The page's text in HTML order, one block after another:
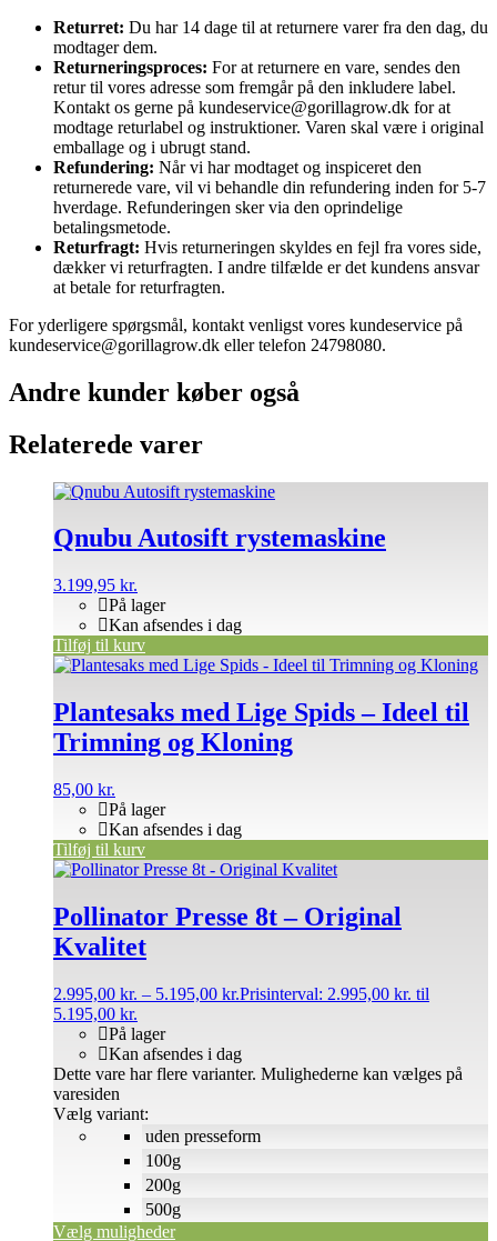
Returret: Du har 14 dage til at returnere varer fra den dag, du
modtager dem.
Returneringsproces: For at returnere en vare, sendes den
retur til vores adresse som fremgår på den inkludere label.
Kontakt os gerne på kundeservice@gorillagrow.dk for at
modtage returlabel og instruktioner. Varen skal være i original
emballage og i ubrugt stand.
Refundering: Når vi har modtaget og inspiceret den
returnerede vare, vil vi behandle din refundering inden for 5-7
hverdage. Refunderingen sker via den oprindelige
betalingsmetode.
Returfragt: Hvis returneringen skyldes en fejl fra vores side,
dækker vi returfragten. I andre tilfælde er det kundens ansvar
at betale for returfragten.
For yderligere spørgsmål, kontakt venligst vores kundeservice på
kundeservice@gorillagrow.dk eller telefon 24798080.
Andre kunder køber også
Relaterede varer
Qnubu Autosift rystemaskine
3.199,95 kr.
På lager
Kan afsendes i dag
Tilføj til kurv
Plantesaks med Lige Spids – Ideel til
Trimning og Kloning
85,00 kr.
På lager
Kan afsendes i dag
Tilføj til kurv
Pollinator Presse 8t – Original
Kvalitet
2.995,00 kr. – 5.195,00 kr.Prisinterval: 2.995,00 kr. til
5.195,00 kr.
På lager
Kan afsendes i dag
Vælg variant:
Vælg muligheder
Dette vare har flere varianter. Mulighederne kan vælges på
varesiden
uden presseform
100g
200g
500g